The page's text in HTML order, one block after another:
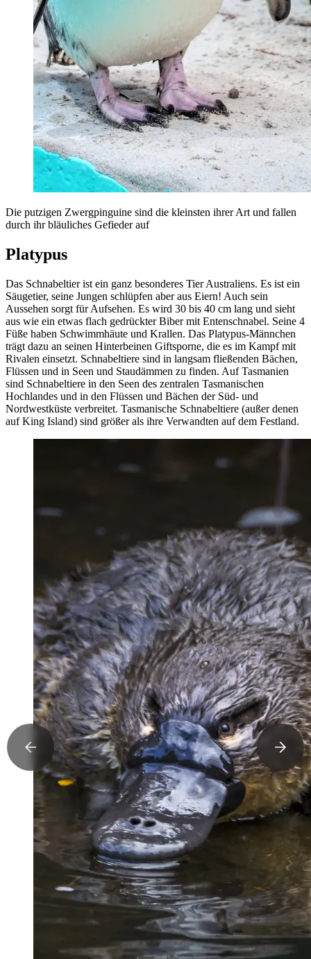
Die putzigen Zwergpinguine sind die kleinsten ihrer Art und fallen
durch ihr bläuliches Gefieder auf
Platypus
Das Schnabeltier ist ein ganz besonderes Tier Australiens. Es ist ein
Säugetier, seine Jungen schlüpfen aber aus Eiern! Auch sein
Aussehen sorgt für Aufsehen. Es wird 30 bis 40 cm lang und sieht
aus wie ein etwas flach gedrückter Biber mit Entenschnabel. Seine 4
Füße haben Schwimmhäute und Krallen. Das Platypus-Männchen
trägt dazu an seinen Hinterbeinen Giftsporne, die es im Kampf mit
Rivalen einsetzt. Schnabeltiere sind in langsam fließenden Bächen,
Flüssen und in Seen und Staudämmen zu finden. Auf Tasmanien
sind Schnabeltiere in den Seen des zentralen Tasmanischen
Hochlandes und in den Flüssen und Bächen der Süd- und
Nordwestküste verbreitet. Tasmanische Schnabeltiere (außer denen
auf King Island) sind größer als ihre Verwandten auf dem Festland.